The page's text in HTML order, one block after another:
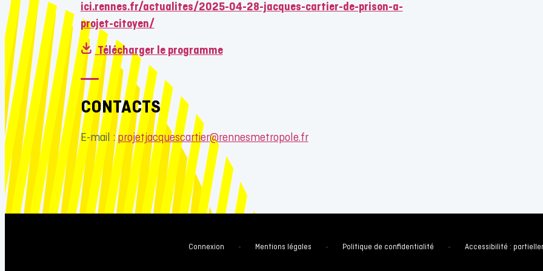
ici.rennes.fr/actualites/2025-04-28-jacques-cartier-de-prison-a-
projet-citoyen/
Télécharger le programme
CONTACTS
E-mail :projetjacquescartier@rennesmetropole.fr
Connexion - Mentions légales - Politique de confidentialité - Accessibilité :